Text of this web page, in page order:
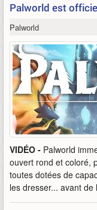
Palworld est
Palworld
VIDÉO - Palworld
ouvert rond et coloré,
toutes dotées de
les dresser... avant